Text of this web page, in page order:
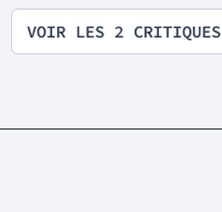
VOIR LES 2 CRITIQUES